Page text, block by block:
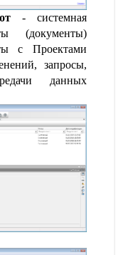
- системная
(документы)
с Проектами
запросы,
данных